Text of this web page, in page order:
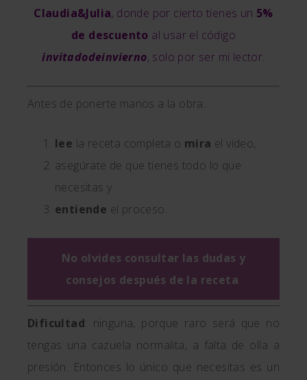
Claudia&Julia, donde por cierto tienes un 5%
de descuento al usar el código
invitadodeinvierno, solo por ser mi lector.
Antes de ponerte manos a la obra:
lee la receta completa o mira el vídeo,
asegúrate de que tienes todo lo que
necesitas y
entiende el proceso.
No olvides consultar las dudas y
consejos después de la receta.
Dificultad: ninguna, porque raro será que no
tengas una cazuela normalita, a falta de olla a
presión. Entonces lo único que necesitas es un